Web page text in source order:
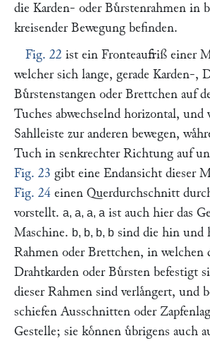
die Karden- oder Buͤrstenrahmen in
kreisender Bewegung befinden.
Fig. 22 ist ein Fronteaufriß einer
welcher sich lange, gerade Karden-,
Buͤrstenstangen oder Brettchen auf
Tuches abwechselnd horizontal, und
Sahlleiste zur anderen bewegen,
Tuch in senkrechter Richtung auf
Fig. 23 gibt eine Endansicht dieser
Fig. 24 einen Querdurchschnitt
vorstellt. a, a, a, a ist auch hier das
Maschine. b, b, b, b sind die hin und
Rahmen oder Brettchen, in welchen
Drahtkarden oder Buͤrsten befestigt
dieser Rahmen sind verlaͤngert, und
schiefen Ausschnitten oder
Gestelle; sie koͤnnen uͤbrigens auch